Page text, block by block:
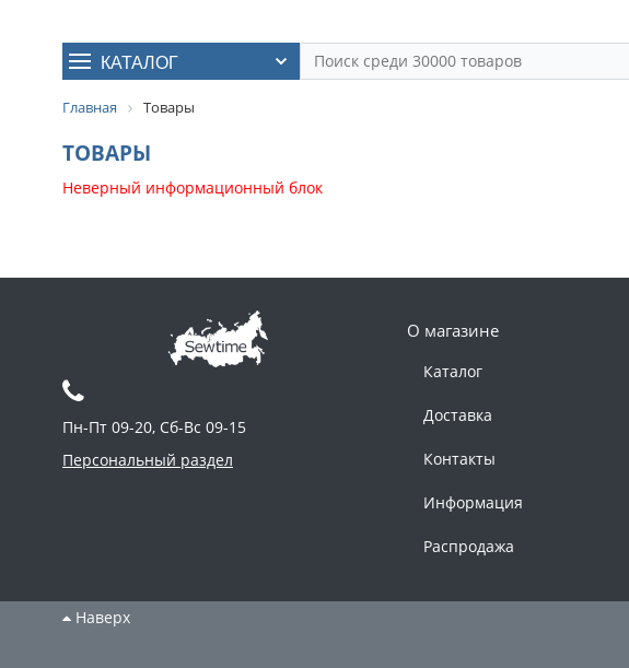
КАТАЛОГ
Главная Товары
ТОВАРЫ
Неверный информационный блок
О магазине
Каталог
Доставка
Контакты
Информация
Распродажа
Пн-Пт 09-20, Сб-Вс 09-15
Персональный раздел
Наверх